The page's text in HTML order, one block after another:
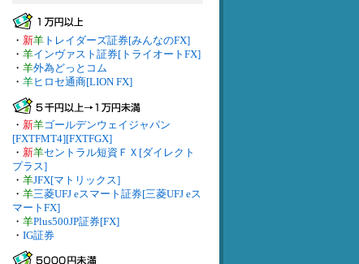
・ 新羊 トレイダーズ証券[みんなのFX]
・ 羊インヴァスト証券[トライオートFX]
・ 羊外為どっとコム
・ 羊ヒロセ通商[LION FX]
・ 新羊ゴールデンウェイジャパン
[FXTFMT4][FXTFGX]
・ 新羊セントラル短資ＦＸ[ダイレクト
プラス]
・ 羊JFX[マトリックス]
・ 羊三菱UFJ eスマート証券[三菱UFJ eス
マートFX]
・ 羊Plus500JP証券[FX]
・ IG証券